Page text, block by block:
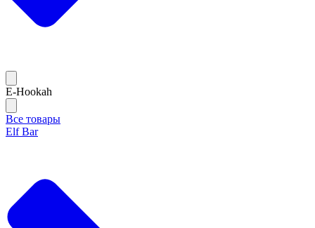
E-Hookah
Все товары
Elf Bar